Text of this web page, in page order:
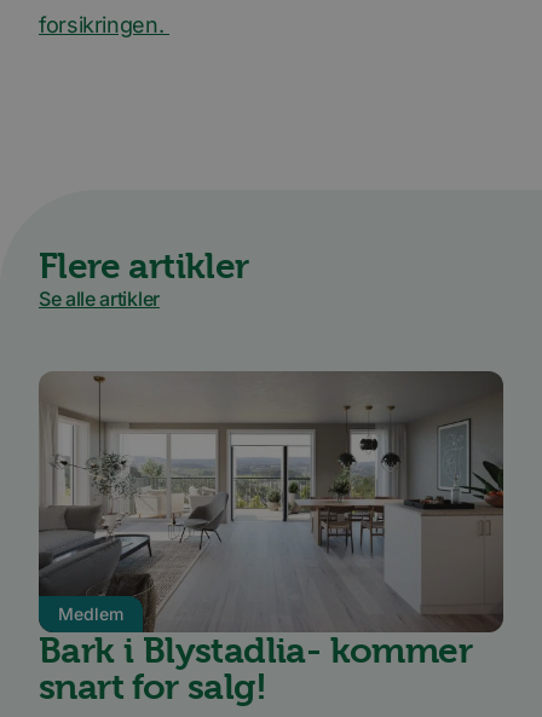
forsikringen.
Flere artikler
Se alle artikler
Medlem
Bark i Blystadlia- kommer
snart for salg!